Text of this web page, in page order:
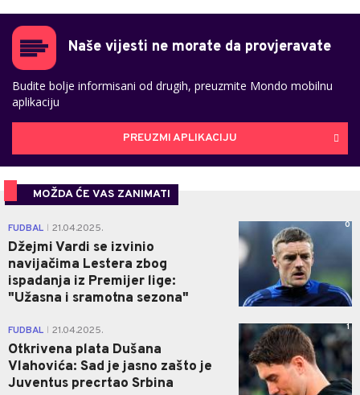
Naše vijesti ne morate da provjeravate
Budite bolje informisani od drugih, preuzmite Mondo mobilnu
aplikaciju
PREUZMI APLIKACIJU
MOŽDA ĆE VAS ZANIMATI
FUDBAL 21.04.2025.
Džejmi Vardi se izvinio
navijačima Lestera zbog
ispadanja iz Premijer lige:
"Užasna i sramotna sezona"
0
FUDBAL 21.04.2025.
Otkrivena plata Dušana
Vlahovića: Sad je jasno zašto je
Juventus precrtao Srbina
1